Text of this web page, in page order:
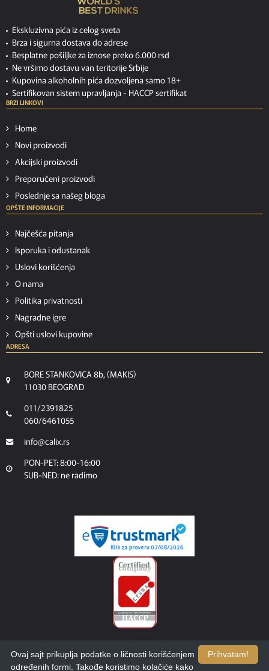
Ekskluzivna pića iz celog sveta
Brza i sigurna dostava do adrese
Besplatne pošiljke za iznose preko 6.000 rsd
Ne vršimo dostavu van teritorije Srbije
Kupovina alkoholnih pića dozvoljena samo 18+
Sertifikovan sistem upravljanja - HACCP sertifikat
BRZI LINKOVI
Home
Novi proizvodi
Akcijski proizvodi
Preporučeni proizvodi
Poslednje sa našeg bloga
OPŠTE INFORMACIJE
Najčešća pitanja
Isporuka i odustanak
Uslovi korišćenja
O nama
Politika privatnosti
Nagradne igre
Opšti uslovi kupovine
ADRESA
BORE STANKOVICA 8b, (MAKIS)
11030 BEOGRAD
011/2391825
060/6461055
info@calix.rs
PON-PET: 8:00-16:00
SUB-NED: ne radimo
Prihvatam!
Ovaj sajt prikuplja podatke o ličnosti korišćenjem
određenih formi. Takođe koristimo kolačiće kako